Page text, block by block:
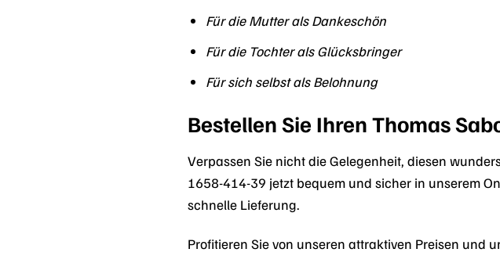
Für die Mutter als Dankeschön
Für die Tochter als Glücksbringer
Für sich selbst als Belohnung
Bestellen Sie Ihren Thomas
Verpassen Sie nicht die Gelegenheit, diesen
1658-414-39 jetzt bequem und sicher in unserem
schnelle Lieferung.
Profitieren Sie von unseren attraktiven Preisen und